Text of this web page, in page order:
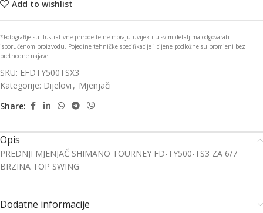
Add to wishlist
*Fotografije su ilustrativne prirode te ne moraju uvijek i u svim detaljima odgovarati
isporučenom proizvodu. Pojedine tehničke specifikacije i cijene podložne su promjeni bez
prethodne najave.
SKU: EFDTY500TSX3
Kategorije: Dijelovi , Mjenjači
Share:
Opis
PREDNJI MJENJAČ SHIMANO TOURNEY FD-TY500-TS3 ZA 6/7
BRZINA TOP SWING
Dodatne informacije